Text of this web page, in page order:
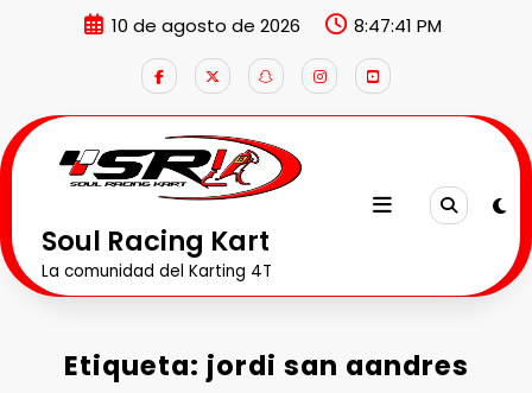
10 de agosto de 2026 8:47:41 PM
Soul Racing Kart
La comunidad del Karting 4T
Etiqueta: jordi san aandres